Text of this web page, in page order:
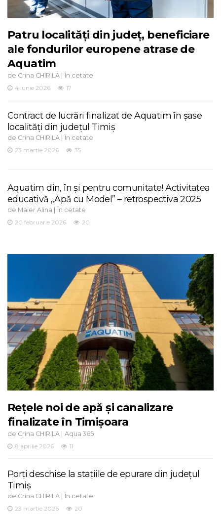
Patru localități din județ, beneficiare
ale fondurilor europene atrase de
Aquatim
de Crina CHIRILA | În cetate
4 iunie 2026
17
Contract de lucrări finalizat de Aquatim în șase
localități din județul Timiș
de Crina CHIRILA | În cetate
23 martie 2026
35
Aquatim din, în și pentru comunitate! Activitatea
educativă „Apă cu Model” – retrospectiva 2025
de Maier Alina | În cetate
20 februarie 2026
20
Rețele noi de apă și canalizare
finalizate în Timișoara
de Crina CHIRILA | Aqua 365
8 aprilie 2026
11
Porți deschise la stațiile de epurare din județul
Timiș
de Crina CHIRILA | În cetate
23 martie 2026
20